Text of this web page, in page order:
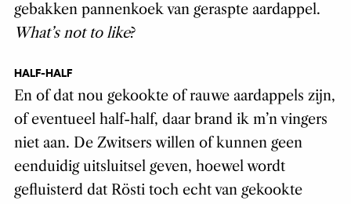
gebakken pannenkoek van geraspte aardappel.
What’s not to like?
HALF-HALF
En of dat nou gekookte of rauwe aardappels zijn,
of eventueel half-half, daar brand ik m’n vingers
niet aan. De Zwitsers willen of kunnen geen
eenduidig uitsluitsel geven, hoewel wordt
gefluisterd dat Rösti toch echt van gekookte